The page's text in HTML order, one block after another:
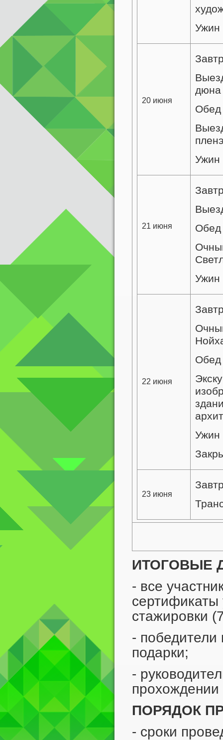
Ужин
20 июня
Обед
Ужин
21 июня
Обед
Ужин
22 июня
Обед
Ужин
23 июня
ИТОГОВЫЕ
- все
сертификаты
стажировки
- победители
подарки;
-
ПОРЯДОК
- сроки